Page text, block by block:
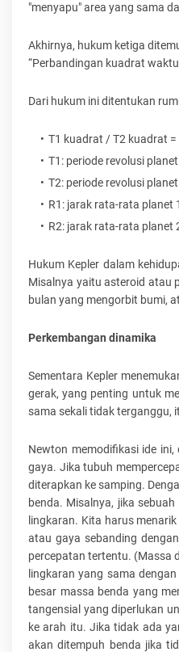
"menyapu" area yang sama
Akhirnya, hukum ketiga
“Perbandingan kuadrat
Dari hukum ini ditentukan
T1 kuadrat / T2 kuadrat
T1: periode revolusi planet
T2: periode revolusi
R1: jarak rata-rata planet
R2: jarak rata-rata planet
Hukum Kepler dalam
Misalnya yaitu asteroid atau
bulan yang mengorbit bumi,
Perkembangan dinamika
Sementara Kepler
gerak, yang penting untuk
sama sekali tidak terganggu,
Newton memodifikasi ide
gaya. Jika tubuh
diterapkan ke samping.
benda. Misalnya, jika
lingkaran. Kita harus
atau gaya sebanding
percepatan tertentu. (Massa
lingkaran yang sama
besar massa benda yang
tangensial yang diperlukan
ke arah itu. Jika tidak ada
akan ditempuh benda jika